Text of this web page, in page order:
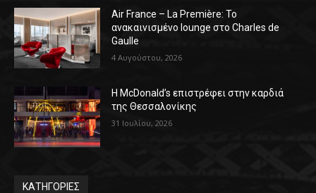
Air France – La Première: Το
ανακαινισμένο lounge στο Charles de
Gaulle
4 Αυγούστου, 2026
Η McDonald’s επιστρέφει στην καρδιά
της Θεσσαλονίκης
31 Ιουλίου, 2026
ΚΑΤΗΓΟΡΙΕΣ